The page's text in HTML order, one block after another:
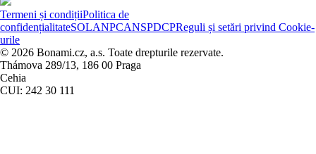
Termeni și condițiiPolitica de
confidențialitateSOLANPCANSPDCPReguli și setări privind Cookie-
urile
© 2026 Bonami.cz, a.s. Toate drepturile rezervate.
Thámova 289/13, 186 00 Praga
Cehia
CUI: 242 30 111